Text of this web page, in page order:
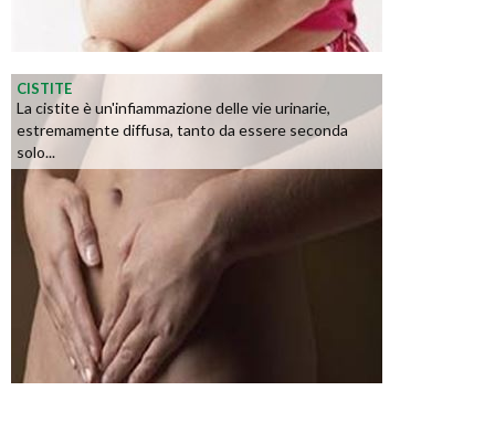
CISTITE
La cistite è un'infiammazione delle vie urinarie,
estremamente diffusa, tanto da essere seconda
solo...